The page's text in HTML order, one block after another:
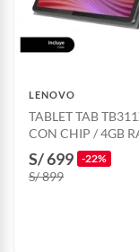
Procesador
Año de lanzamiento
Condicion del
producto
LENOVO
TABLET TAB
CON CHIP / 4GB
128 GB + FOLIO
S/ 699 -22%
S/ 899